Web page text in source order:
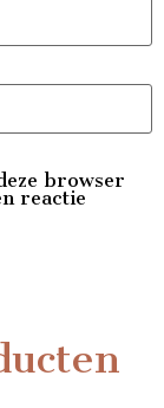
browser
reactie